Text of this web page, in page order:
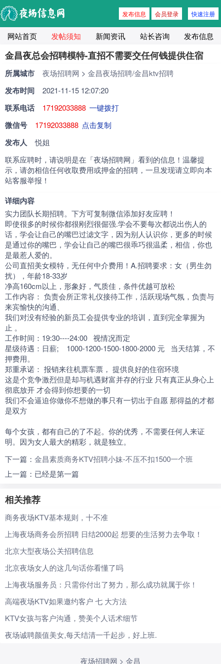
发布信息 会员登录 快速注册
网站首页 发帖须知 新闻资讯 站长咨询 发布信息
金昌夜总会招聘模特-直招不需要交任何钱提供住宿
所属城市 夜场招聘网 > 金昌夜场招聘/金昌ktv招聘
发布时间 2021-11-15 12:07:20
联系电话 17192033888 一键拨打
微信号 17192033888 点击复制
发布人 悦姐
联系应聘时，请说明是在「夜场招聘网」看到的信息！温馨提
示，请勿相信任何收取费用或押金的招聘，一旦发现请立即向本
站客服举报！
详细内容
实力团队长期招聘。下方可复制微信添加好友应聘！
即使很多的时候你都很刚烈很倔强.学会不要每次都说出伤人的
话，学会让自己的嘴巴过滤文字，因为别人认识你，更多的时候
是通过你的嘴巴，学会让自己的嘴巴很乖巧很温柔，相信，你也
是最惹人爱的。
公司直招美女模特，无任何中介费用！A.招聘要求：女（男生勿
扰），年龄18-33岁
净高160cm以上，形象好，气质佳，条件优越可放松
工作内容： 负责会所正常礼仪接待工作，活跃现场气氛，负责与
来宾愉快的沟通、
我们对没有经验的新员工会提供专业的培训，直到完全掌握为
止 。
工作时间：19:30----24:00 视情况而定
星级待遇：日薪; 1000-1200-1500-1800-2000 元 当天结算，不
押费用。
郑重承诺： 报销来往机票车票， 提供良好的住宿环境
这是个竞争激烈但是却与机遇财富并存的行业 只有真正从身心上
彻底放开 才会得到你想要的一切
我们不会逼迫你做你不想做的事只有一切出于自愿 那得益的才都
是双方
每个女孩，都有自己的了不起。你的优秀，不需要任何人来证
明。因为女人最大的精彩，就是独立。
下一篇： 金昌素质商务KTV招聘小妹-不压不扣1500一个班
上一篇：已经是第一篇
相关推荐
商务夜场KTV基本规则，十不准
上海夜场商务会所招聘 日结2000起 想要的生活努力去争取！
北京大型夜场公关招聘信息
北京夜场女人的这几句话你看懂了吗
上海夜场服务员：只需你付出了努力，那么成功就属于你！
高端夜场KTV如果邀约客户 七 大方法
KTV女孩与客户沟通，赞美个人话术细节
夜场诚聘颜值美女,每天结清一千起步，好上班.
夜场招聘网 > 金昌